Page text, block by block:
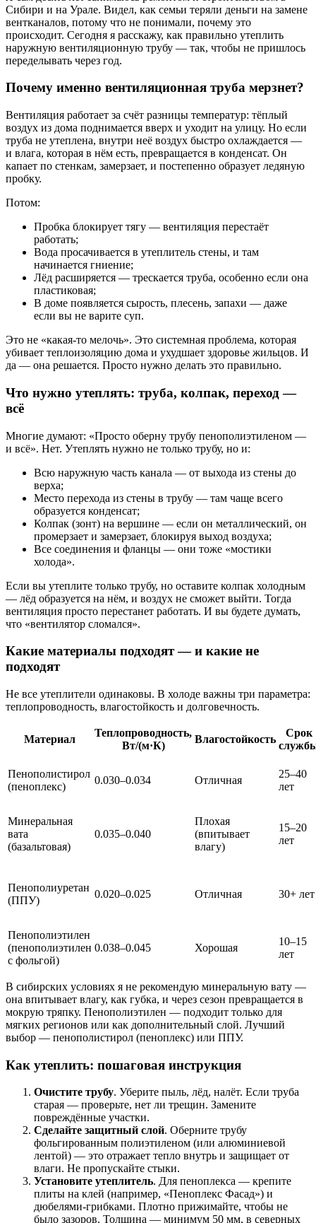
Сибири и на Урале. Видел, как семьи теряли деньги на замене
вентканалов, потому что не понимали, почему это
происходит. Сегодня я расскажу, как правильно утеплить
наружную вентиляционную трубу — так, чтобы не пришлось
переделывать через год.
Почему именно вентиляционная труба мерзнет?
Вентиляция работает за счёт разницы температур: тёплый
воздух из дома поднимается вверх и уходит на улицу. Но если
труба не утеплена, внутри неё воздух быстро охлаждается —
и влага, которая в нём есть, превращается в конденсат. Он
капает по стенкам, замерзает, и постепенно образует ледяную
пробку.
Потом:
Пробка блокирует тягу — вентиляция перестаёт
работать;
Вода просачивается в утеплитель стены, и там
начинается гниение;
Лёд расширяется — трескается труба, особенно если она
пластиковая;
В доме появляется сырость, плесень, запахи — даже
если вы не варите суп.
Это не «какая-то мелочь». Это системная проблема, которая
убивает теплоизоляцию дома и ухудшает здоровье жильцов. И
да — она решается. Просто нужно делать это правильно.
Что нужно утеплять: труба, колпак, переход —
всё
Многие думают: «Просто оберну трубу пенополиэтиленом —
и всё». Нет. Утеплять нужно не только трубу, но и:
Всю наружную часть канала — от выхода из стены до
верха;
Место перехода из стены в трубу — там чаще всего
образуется конденсат;
Колпак (зонт) на вершине — если он металлический, он
промерзает и замерзает, блокируя выход воздуха;
Все соединения и фланцы — они тоже «мостики
холода».
Если вы утеплите только трубу, но оставите колпак холодным
— лёд образуется на нём, и воздух не сможет выйти. Тогда
вентиляция просто перестанет работать. И вы будете думать,
что «вентилятор сломался».
Какие материалы подходят — и какие не
подходят
Не все утеплители одинаковы. В холоде важны три параметра:
теплопроводность, влагостойкость и долговечность.
Материал
Теплопроводность,
Вт/(м·К)
Влагостойкость
Срок
Пенополистирол
(пеноплекс)
0.030–0.034 Отличная
25–40
лет
Минеральная
вата
(базальтовая)
0.035–0.040
Плохая
(впитывает
влагу)
15–20
лет
Пенополиуретан
(ППУ)
0.020–0.025 Отличная 30+ лет
Пенополиэтилен
(пенополиэтилен
с фольгой)
0.038–0.045 Хорошая
10–15
лет
В сибирских условиях я не рекомендую минеральную вату —
она впитывает влагу, как губка, и через сезон превращается в
мокрую тряпку. Пенополиэтилен — подходит только для
мягких регионов или как дополнительный слой. Лучший
выбор — пенополистирол (пеноплекс) или ППУ.
Как утеплить: пошаговая инструкция
Очистите трубу. Уберите пыль, лёд, налёт. Если труба
старая — проверьте, нет ли трещин. Замените
повреждённые участки.
Сделайте защитный слой. Оберните трубу
фольгированным полиэтиленом (или алюминиевой
лентой) — это отражает тепло внутрь и защищает от
влаги. Не пропускайте стыки.
Установите утеплитель. Для пеноплекса — крепите
плиты на клей (например, «Пеноплекс Фасад») и
дюбелями-грибками. Плотно прижимайте, чтобы не
было зазоров. Толщина — минимум 50 мм, в северных